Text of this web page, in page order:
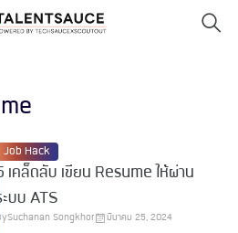
Job Hack
เคล็ดลับ เขียน Resume ให้ผ่าน
ะบบ ATS
Suchanan Songkhor มีนาคม 25, 2024